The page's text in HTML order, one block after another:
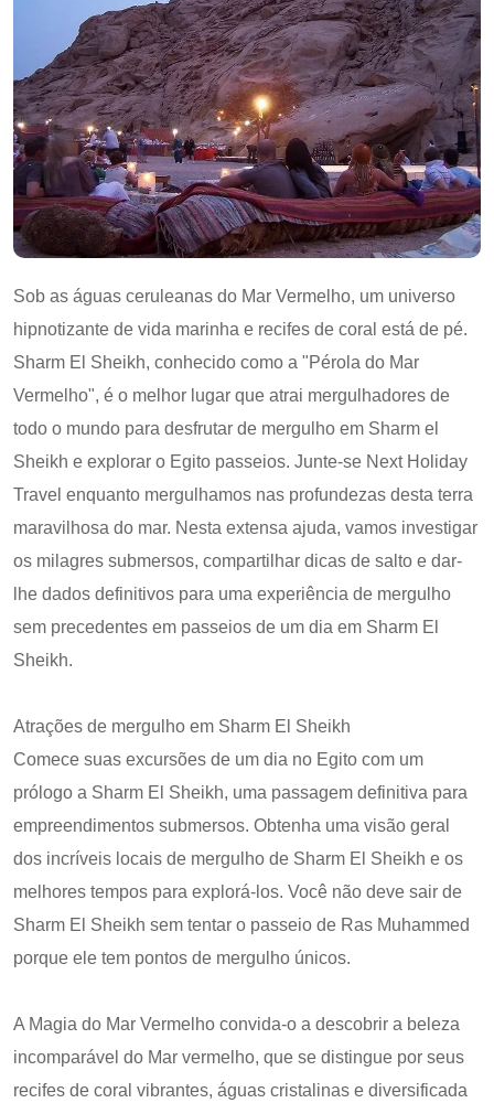
Sob as águas ceruleanas do Mar Vermelho, um universo
hipnotizante de vida marinha e recifes de coral está de pé.
Sharm El Sheikh, conhecido como a "Pérola do Mar
Vermelho", é o melhor lugar que atrai mergulhadores de
todo o mundo para desfrutar de mergulho em Sharm el
Sheikh e explorar o Egito passeios. Junte-se Next Holiday
Travel enquanto mergulhamos nas profundezas desta terra
maravilhosa do mar. Nesta extensa ajuda, vamos investigar
os milagres submersos, compartilhar dicas de salto e dar-
lhe dados definitivos para uma experiência de mergulho
sem precedentes em passeios de um dia em Sharm El
Sheikh.
Atrações de mergulho em Sharm El Sheikh
Comece suas excursões de um dia no Egito com um
prólogo a Sharm El Sheikh, uma passagem definitiva para
empreendimentos submersos. Obtenha uma visão geral
dos incríveis locais de mergulho de Sharm El Sheikh e os
melhores tempos para explorá-los. Você não deve sair de
Sharm El Sheikh sem tentar o passeio de Ras Muhammed
porque ele tem pontos de mergulho únicos.
A Magia do Mar Vermelho convida-o a descobrir a beleza
incomparável do Mar vermelho, que se distingue por seus
recifes de coral vibrantes, águas cristalinas e diversificada